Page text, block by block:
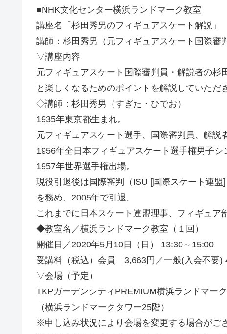
■NHK文化センター横浜ランドマーク教室
講座名「杉田秀男のフィギュアスケート解説」
講師：杉田秀男（元フィギュアスケート国際審
▽講座内容
元フィギュアスケート国際審判員・解説者の杉
と楽しくなるためのポイントを解説していただ
◇講師：杉田秀男（すぎた・ひでお）
1935年東京都生まれ。
元フィギュアスケート選手、国際審判員、解説
1956年全日本フィギュアスケート選手権男子シ
1957年世界選手権出場。
現役引退後は国際審判（ISU [国際スケート連
を務め、2005年で引退。
これまでに日本スケート連盟理事、フィギュア
◆教室名／横浜ランドマーク教室（１回）
開催日／2020年5月10日（日） 13:30～15:00
受講料（税込）会員 3,663円／一般(入会不要)
▽会場（予定）
TKPガーデンシティPREMIUM横浜ランドマー
（横浜ランドマークタワー25階）
※申し込み状況により会場を変更する場合がご